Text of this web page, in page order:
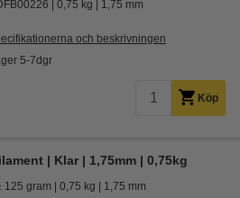
0,75 kg 1,75 mm
och beskrivningen
5-7dgr
Köp
| Klar | 1,75mm | 0,75kg
125 gram 0,75 kg 1,75 mm